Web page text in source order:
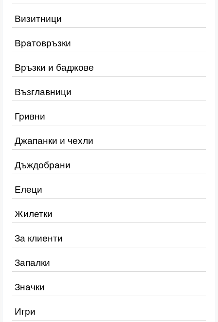
Визитници
Вратовръзки
Връзки и баджове
Възглавници
Гривни
Джапанки и чехли
Дъждобрани
Елеци
Жилетки
За клиенти
Запалки
Значки
Игри